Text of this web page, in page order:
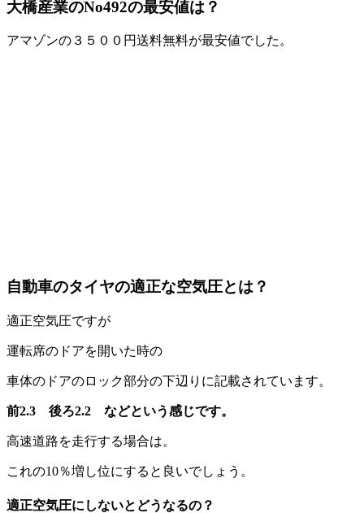
大橋産業のNo492の最安値は？
アマゾンの３５００円送料無料が最安値でした。
自動車のタイヤの適正な空気圧とは？
適正空気圧ですが
運転席のドアを開いた時の
車体のドアのロック部分の下辺りに記載されています。
前2.3 後ろ2.2 などという感じです。
高速道路を走行する場合は。
これの10％増し位にすると良いでしょう。
適正空気圧にしないとどうなるの？